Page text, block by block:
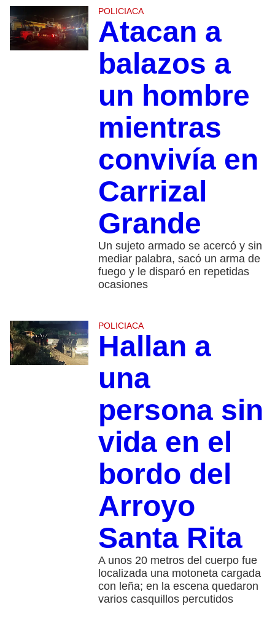
POLICIACA
Atacan a
balazos a
un hombre
mientras
convivía en
Carrizal
Grande
Un sujeto armado se acercó y sin
mediar palabra, sacó un arma de
fuego y le disparó en repetidas
ocasiones
POLICIACA
Hallan a
una
persona sin
vida en el
bordo del
Arroyo
Santa Rita
A unos 20 metros del cuerpo fue
localizada una motoneta cargada
con leña; en la escena quedaron
varios casquillos percutidos